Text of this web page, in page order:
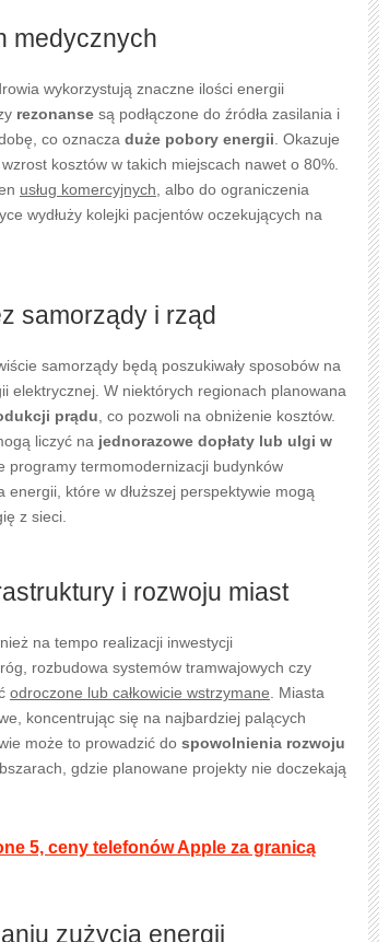
medycznych
wykorzystują znaczne ilości energii
rezonanse są podłączone do źródła zasilania i
co oznacza duże pobory energii . Okazuje
kosztów w takich miejscach nawet o 80%.
usług komercyjnych , albo do ograniczenia
wydłuży kolejki pacjentów oczekujących na
samorządy i rząd
samorządy będą poszukiwały sposobów na
elektrycznej. W niektórych regionach planowana
prądu , co pozwoli na obniżenie kosztów.
liczyć na jednorazowe dopłaty lub ulgi w
programy termomodernizacji budynków
energii, które w dłuższej perspektywie mogą
z sieci.
i rozwoju miast
na tempo realizacji inwestycji
rozbudowa systemów tramwajowych czy
odroczone lub całkowicie wstrzymane . Miasta
koncentrując się na najbardziej palących
może to prowadzić do spowolnienia rozwoju
gdzie planowane projekty nie doczekają
5, ceny telefonów Apple za granicą
zużycia energii